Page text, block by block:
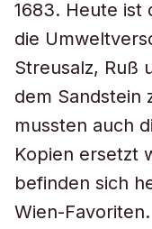
1683. Heute ist
die
Streusalz, Ruß
dem Sandstein
mussten auch
Kopien ersetzt
befinden sich
Wien-Favoriten.